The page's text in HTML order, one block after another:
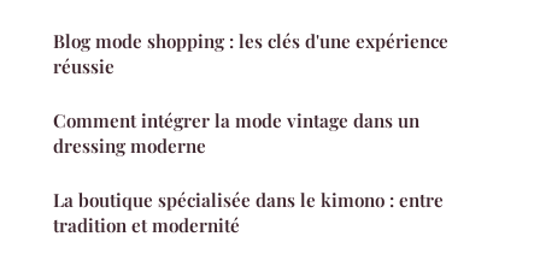
Blog mode shopping : les clés d'une expérience
réussie
Comment intégrer la mode vintage dans un
dressing moderne
La boutique spécialisée dans le kimono : entre
tradition et modernité